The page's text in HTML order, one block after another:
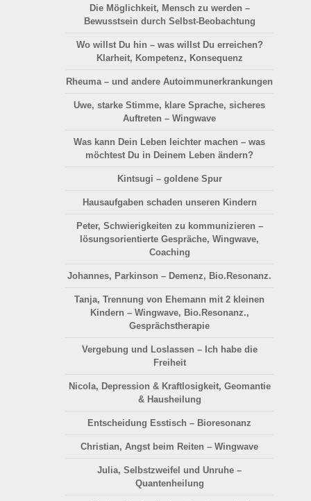
Die Möglichkeit, Mensch zu werden –
Bewusstsein durch Selbst-Beobachtung
Wo willst Du hin – was willst Du erreichen?
Klarheit, Kompetenz, Konsequenz
Rheuma – und andere Autoimmunerkrankungen
Uwe, starke Stimme, klare Sprache, sicheres
Auftreten – Wingwave
Was kann Dein Leben leichter machen – was
möchtest Du in Deinem Leben ändern?
Kintsugi – goldene Spur
Hausaufgaben schaden unseren Kindern
Peter, Schwierigkeiten zu kommunizieren –
lösungsorientierte Gespräche, Wingwave,
Coaching
Johannes, Parkinson – Demenz, Bio.Resonanz.
Tanja, Trennung von Ehemann mit 2 kleinen
Kindern – Wingwave, Bio.Resonanz.,
Gesprächstherapie
Vergebung und Loslassen – Ich habe die
Freiheit
Nicola, Depression & Kraftlosigkeit, Geomantie
& Hausheilung
Entscheidung Esstisch – Bioresonanz
Christian, Angst beim Reiten – Wingwave
Julia, Selbstzweifel und Unruhe –
Quantenheilung